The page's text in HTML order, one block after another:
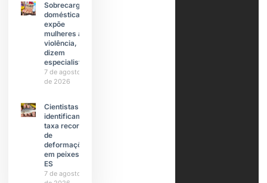
Sobrecarga
doméstica
expõe
mulheres à
violência,
dizem
especialistas
7 de agosto
de 2026
Cientistas
identificam
taxa recorde
de
deformações
em peixes do
ES
7 de agosto